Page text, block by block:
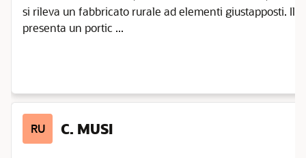
si rileva un fabbricato rurale ad elementi giustapposti. Il
presenta un portic ...
RU C. MUSI